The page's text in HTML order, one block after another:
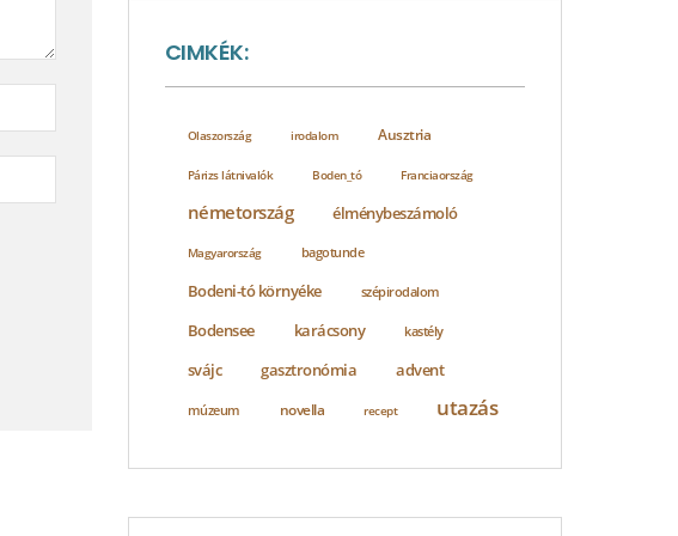
CIMKÉK:
Olaszország irodalom Ausztria
Párizs látnivalók Boden_tó Franciaország
németország élménybeszámoló
Magyarország bagotunde
Bodeni-tó környéke szépirodalom
Bodensee karácsony kastély
svájc gasztronómia advent
múzeum novella recept utazás